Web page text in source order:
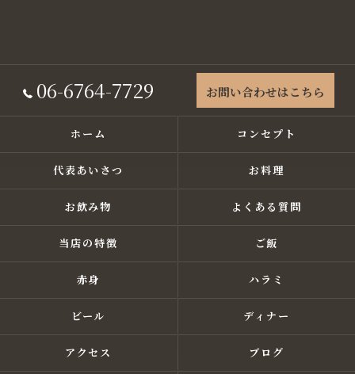
06-6764-7729 お問い合わせはこちら
ホーム コンセプト
代表あいさつ お料理
お飲み物 よくある質問
当店の特徴 ご飯
赤身 ハラミ
ビール ディナー
アクセス ブログ